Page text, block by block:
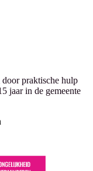
praktische hulp
jaar in de gemeente